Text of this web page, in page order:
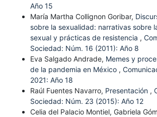
Año 15
María Martha Collignon Goribar,
sobre la sexualidad: narrativas sobre
sexual y prácticas de resistencia ,
Sociedad: Núm. 16 (2011): Año 8
Eva Salgado Andrade, Memes y
de la pandemia en México ,
2021: Año 18
Raúl Fuentes Navarro, Presentación ,
Sociedad: Núm. 23 (2015): Año 12
Celia del Palacio Montiel, Gabriela